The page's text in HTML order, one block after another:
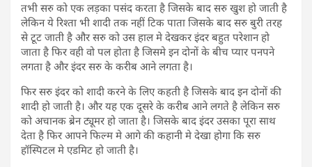
तभी सरु को एक लड़का पसंद करता है जिसके बाद सरु खुश हो जाती है
लेकिन ये रिश्ता भी शादी तक नहीं टिक पाता जिसके बाद सरु बुरी तरह
से टूट जाती है और सरु को उस हाल मे देखकर इंदर बहुत परेशान हो
जाता है फिर वही वो पल होता है जिसमे इन दोनों के बीच प्यार पनपने
लगता है और इंदर सरु के करीब आने लगता है।
फिर सरु इंदर को शादी करने के लिए कहती है जिसके बाद इन दोनों की
शादी हो जाती है। और यह एक दूसरे के करीब आने लगते है लेकिन सरु
को अचानक ब्रेन ट्यूमर हो जाता है। जिसके बाद इंदर उसका पूरा साथ
देता है फिर आपने फिल्म मे आगे की कहानी मे देखा होगा कि सरु
हॉस्पिटल मे एडमिट हो जाती है।